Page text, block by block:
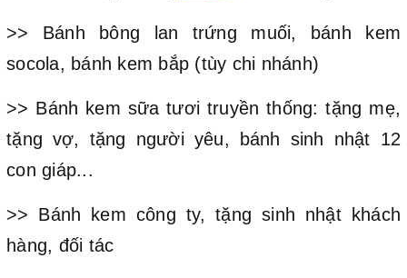
>> Bánh bông lan trứng muối, bánh kem
socola, bánh kem bắp (tùy chi nhánh)
>> Bánh kem sữa tươi truyền thống: tặng mẹ,
tặng vợ, tặng người yêu, bánh sinh nhật 12
con giáp...
>> Bánh kem công ty, tặng sinh nhật khách
hàng, đối tác